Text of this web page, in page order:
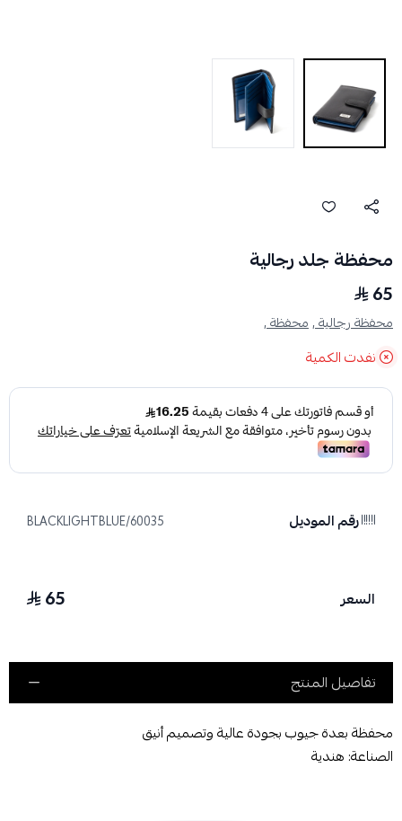
محفظة جلد رجالية
65
محفظة رجالية ,محفظة ,
نفدت الكمية
رقم الموديل 60035/BLACKLIGHTBLUE
السعر 65
تفاصيل المنتج
محفظة بعدة جيوب بجودة عالية وتصميم أنيق
الصناعة: هندية